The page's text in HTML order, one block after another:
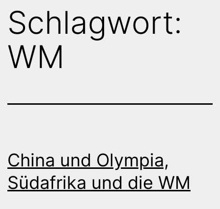
Schlagwort:
WM
China und Olympia,
Südafrika und die WM